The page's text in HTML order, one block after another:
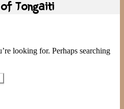
Tongaiti
looking for. Perhaps searching